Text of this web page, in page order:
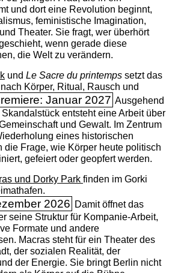
und dort eine Revolution beginnt,
feministische Imagination,
Theater. Sie fragt, wer überhört
wenn gerade diese
die Welt zu verändern.
und Le Sacre du printempssetzt das
Körper, Ritual, Rausch und
Januar 2027 Ausgehend
entsteht eine Arbeit über
und Gewalt. Im Zentrum
eines historischen
die Frage, wie Körper heute politisch
gefeiert oder geopfert werden.
und Dorky Park finden im Gorki
2026 Damit öffnet das
seine Struktur für Kompanie-Arbeit,
Formate und andere
Macras steht für ein Theater des
der sozialen Realität, der
der Energie. Sie bringt Berlin nicht